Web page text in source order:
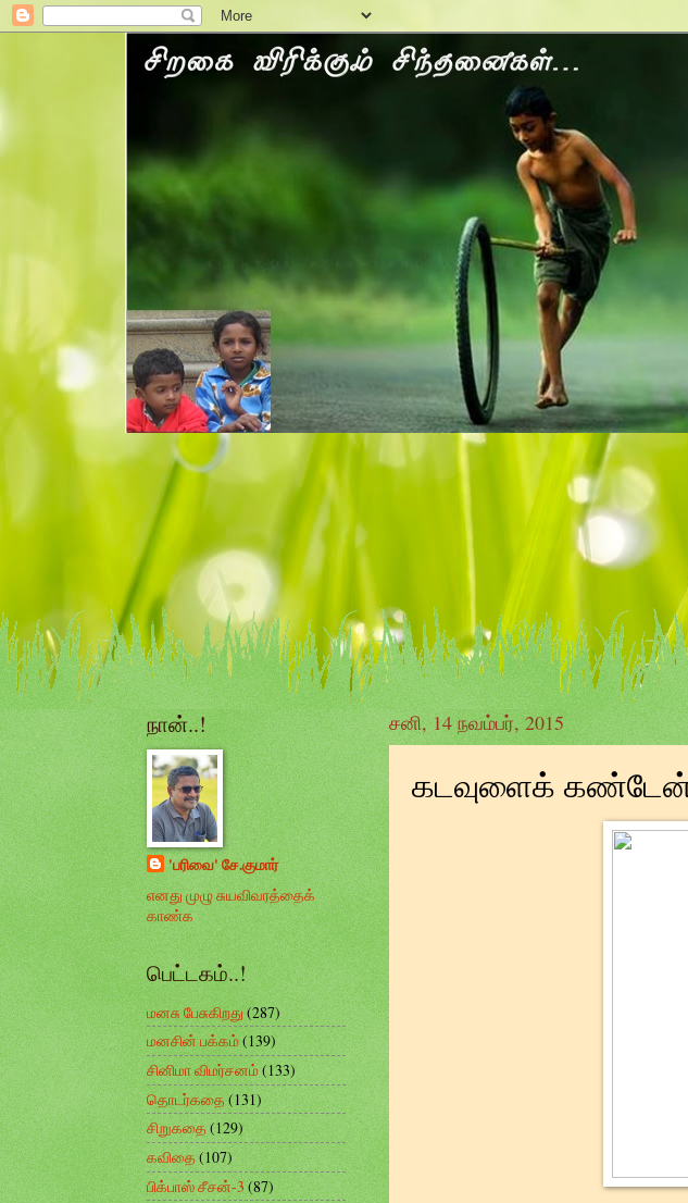
சனி, 14 நவம்பர், 2015
கடவுளைக்
நான்..!
'பரிவை' சே.குமார்
எனது முழு சுயவிவரத்தைக்
காண்க
பெட்டகம்..!
மனசு பேசுகிறது (287)
மனசின் பக்கம்(139)
சினிமா விமர்சனம்(133)
தொடர்கதை(131)
சிறுகதை(129)
கவிதை(107)
பிக்பாஸ் சீசன்-3(87)